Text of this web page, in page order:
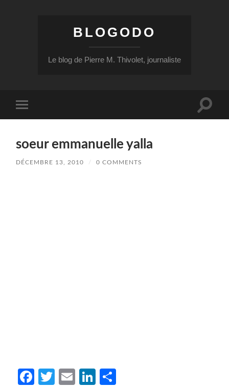
BLOGODO
Le blog de Pierre M. Thivolet, journaliste
mobile
Toggle
soeur emmanuelle yalla
DÉCEMBRE 13, 2010 / 0 COMMENTS
Facebook
Twitter
EmailLinkedIn